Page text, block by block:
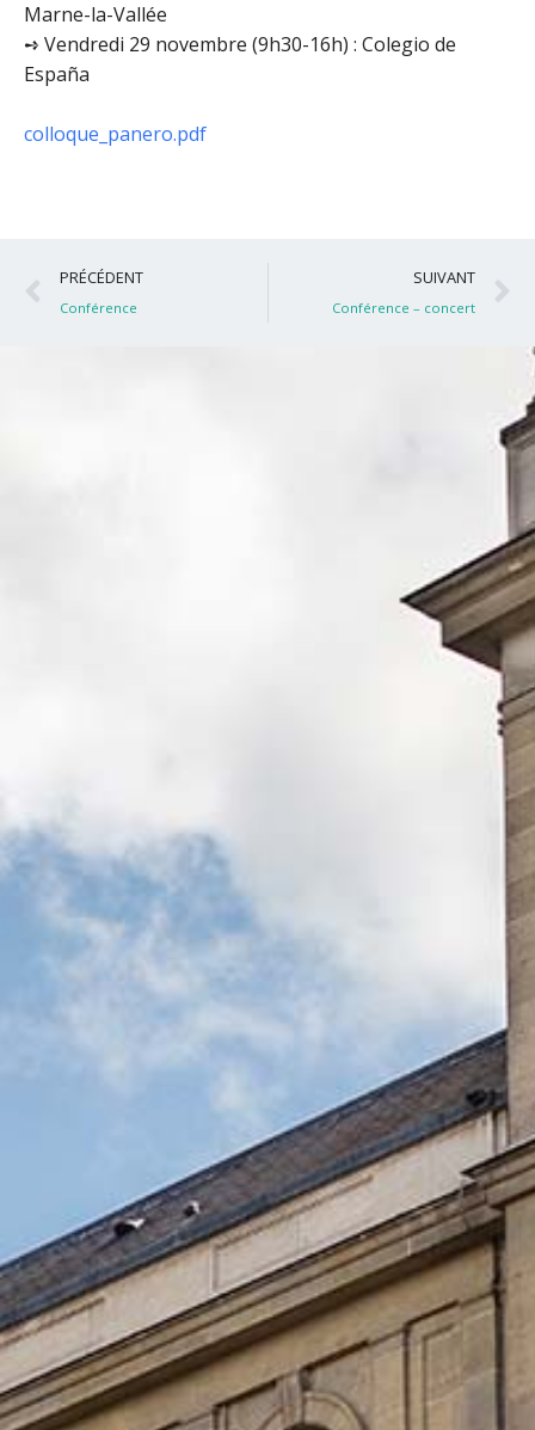
Marne-la-Vallée
➺ Vendredi 29 novembre (9h30-16h) : Colegio de
España
colloque_panero.pdf
Précédent
PRÉCÉDENT
Conférence
SUIVANT
Conférence – concert